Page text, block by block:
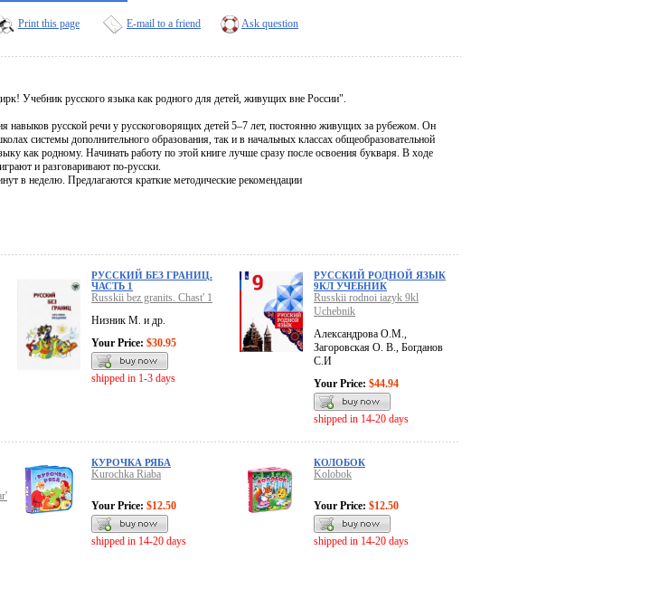
Print this page E-mail to a friend Ask question
Учебник русского языка как родного для детей, живущих вне России".
навыков русской речи у русскоговорящих детей 5–7 лет, постоянно живущих за рубежом. Он
системы дополнительного образования, так и в начальных классах общеобразовательной
как родному. Начинать работу по этой книге лучше сразу после освоения букваря. В ходе
и разговаривают по-русски.
в неделю. Предлагаются краткие методические рекомендации
РУССКИЙ БЕЗ ГРАНИЦ.
ЧАСТЬ 1
Russkii bez granits. Chast' 1
Низник М. и др.
Your Price: $30.95
shipped in 1-3 days
РУССКИЙ РОДНОЙ ЯЗЫК
9КЛ УЧЕБНИК
Russkii rodnoi iazyk 9kl
Uchebnik
Александрова О.М.,
Загоровская О. В., Богданов
С.И
Your Price: $44.94
shipped in 14-20 days
КУРОЧКА РЯБА
Kurochka Riaba
Your Price: $12.50
shipped in 14-20 days
КОЛОБОК
Kolobok
Your Price: $12.50
shipped in 14-20 days